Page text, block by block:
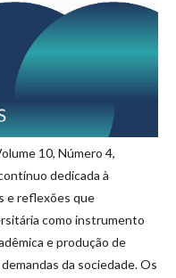
10, Número 4,
dedicada à
e reflexões que
como instrumento
e produção de
da sociedade. Os